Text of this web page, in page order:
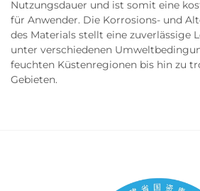
Nutzungsdauer und ist somit eine
für Anwender. Die Korrosions- und
des Materials stellt eine zuverlässige
unter verschiedenen
feuchten Küstenregionen bis hin zu
Gebieten.